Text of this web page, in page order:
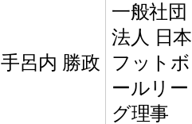
手呂内 勝政
一般社団
法人 日本
フットボ
ールリー
グ理事